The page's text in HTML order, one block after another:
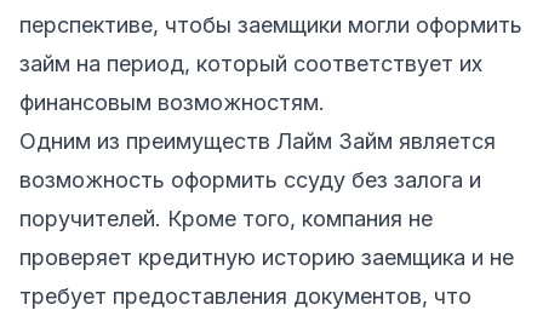
перспективе, чтобы заемщики могли оформить
займ на период, который соответствует их
финансовым возможностям.
Одним из преимуществ Лайм Займ является
возможность оформить ссуду без залога и
поручителей. Кроме того, компания не
проверяет кредитную историю заемщика и не
требует предоставления документов, что